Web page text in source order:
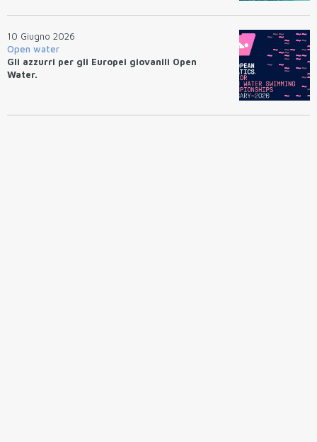
10 Giugno 2026
Open water
Gli azzurri per gli Europei giovanili Open
Water.